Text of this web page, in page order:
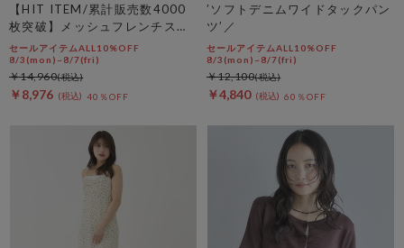
【HIT ITEM/累計販売数4000
枚突破】メッシュフレンチスリ
ーブジャケット／
セールアイテムALL10%OFF
8/3(mon)~8/7(fri)
￥8,976 40％OFF
￥14,960
’ソフトデニムワイドタックパン
ツ’／
セールアイテムALL10%OFF
8/3(mon)~8/7(fri)
￥4,840 60％OFF
￥12,100